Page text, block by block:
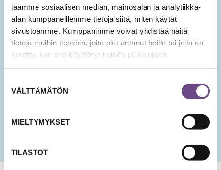
jaamme sosiaalisen median, mainosalan ja analytiikka-
alan kumppaneillemme tietoja siitä, miten käytät
sivustoamme. Kumppanimme voivat yhdistää näitä
tietoja muihin tietoihin, joita olet antanut heille tai joita on
kerätty, kun olet käyttänyt heidän palvelujaan.
valinta
VÄLTTÄMÄTÖN
MIELTYMYKSET
TILASTOT
SÄHKÖPOSTIOSOITE*
Hyväksyn tietojeni tallentamisen ja käsittelyn
KK
slash
PP
slash